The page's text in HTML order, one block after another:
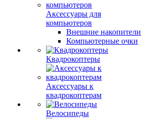
Аксессуары для
компьютеров
Внешние накопители
Компьютерные очки
Квадрокоптеры
Аксессуары к
квадрокоптерам
Велосипеды